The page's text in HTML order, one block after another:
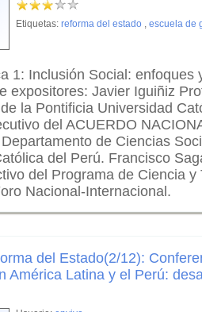
Etiquetas: reforma del estado , escuela de
1: Inclusión Social: enfoques
expositores: Javier Iguiñiz
la Pontificia Universidad
del ACUERDO
de Ciencias
del Perú. Francisco
del Programa de Ciencia
Nacional-Internacional.
del Estado(2/12):
América Latina y el Perú: